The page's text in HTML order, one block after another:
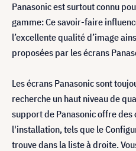
Panasonic est surtout connu
gamme: Ce savoir-faire
l’excellente qualité d’image
proposées par les écrans
Les écrans Panasonic sont
recherche un haut niveau de
support de Panasonic offre
l'installation, tels que le
trouve dans la liste à droite.